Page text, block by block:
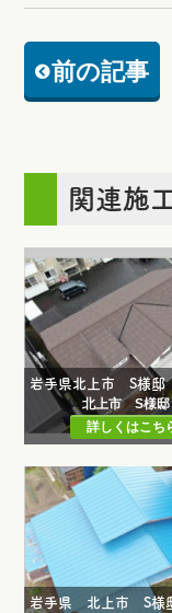
前の記事
関連施
北上市 S様
詳しくはこち